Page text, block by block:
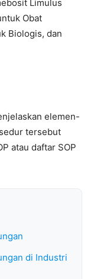
Limulus
Obat
Biologis, dan
elemen-
tersebut
atau daftar SOP
di Industri